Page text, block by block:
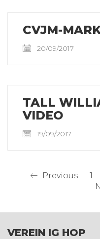
CVJM-
20/09/2017
TALL
VIDEO
19/09/2017
Previous 1
VEREIN IG HOP